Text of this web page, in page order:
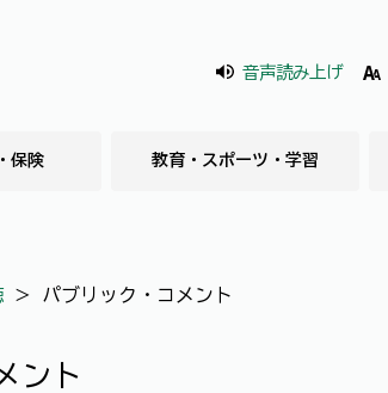
音声読み上げ
保険 教育・スポーツ・学習
＞ パブリック・コメント
ント